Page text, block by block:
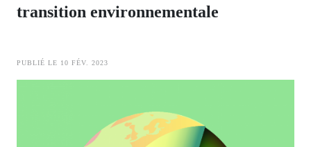
Dossiers
Thématiques
transition environnementale
PUBLIÉ LE 10 FÉV. 2023